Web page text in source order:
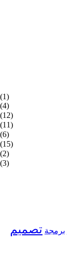
(1)
(4)
(12)
(11)
(6)
(15)
(2)
(3)
برمجة تصميم